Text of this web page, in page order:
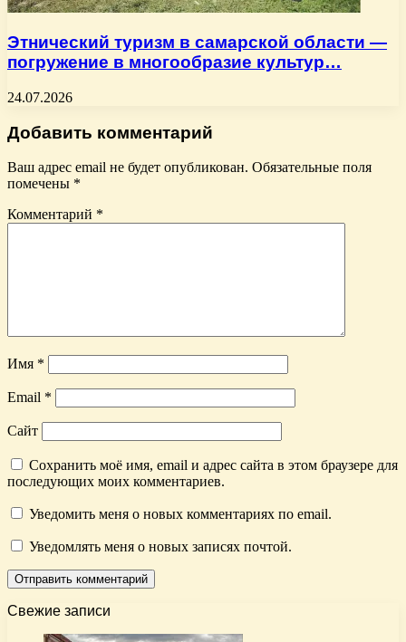
Этнический туризм в самарской области —
погружение в многообразие культур…
24.07.2026
Добавить комментарий
Ваш адрес email не будет опубликован. Обязательные поля
помечены *
Комментарий *
Имя *
Email *
Сайт
Сохранить моё имя, email и адрес сайта в этом браузере для
последующих моих комментариев.
Уведомить меня о новых комментариях по email.
Уведомлять меня о новых записях почтой.
Свежие записи